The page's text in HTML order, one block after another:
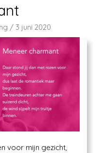
/3 juni 2020
voor mijn gezicht,